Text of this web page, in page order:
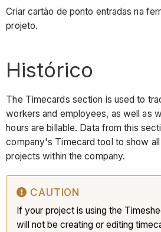
Criar cartão de ponto entradas na
projeto.
Histórico
The Timecards section is used to
workers and employees, as well as
hours are billable. Data from this
company's Timecard tool to show
projects within the company.
CAUTION
If your project is using the
will not be creating or editing